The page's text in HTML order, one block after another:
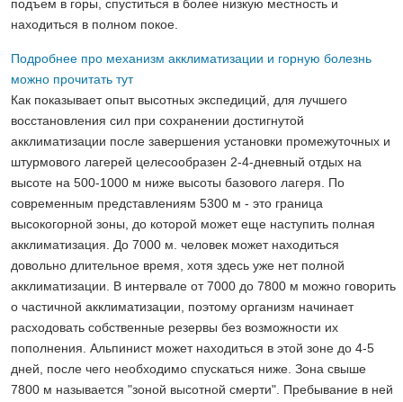
подъем в горы, спуститься в более низкую местность и
находиться в полном покое.
Подробнее про механизм акклиматизации и горную болезнь
можно прочитать тут
Как показывает опыт высотных экспедиций, для лучшего
восстановления сил при сохранении достигнутой
акклиматизации после завершения установки промежуточных и
штурмового лагерей целесообразен 2-4-дневный отдых на
высоте на 500-1000 м ниже высоты базового лагеря. По
современным представлениям 5300 м - это граница
высокогорной зоны, до которой может еще наступить полная
акклиматизация. До 7000 м. человек может находиться
довольно длительное время, хотя здесь уже нет полной
акклиматизации. В интервале от 7000 до 7800 м можно говорить
о частичной акклиматизации, поэтому организм начинает
расходовать собственные резервы без возможности их
пополнения. Альпинист может находиться в этой зоне до 4-5
дней, после чего необходимо спускаться ниже. Зона свыше
7800 м называется "зоной высотной смерти". Пребывание в ней